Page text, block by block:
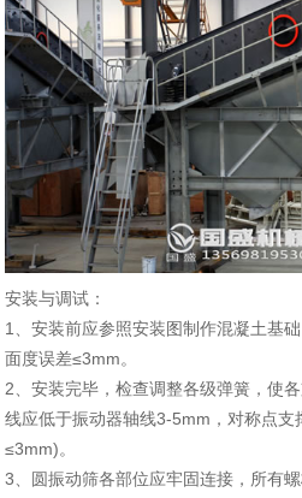
安装与调试：
1、安装前应参照安装图制作混凝土基
面度误差≤3mm。
2、安装完毕，检查调整各级弹簧，使
线应低于振动器轴线3-5mm，对称点支
≤3mm)。
3、圆振动筛各部位应牢固连接，所有螺